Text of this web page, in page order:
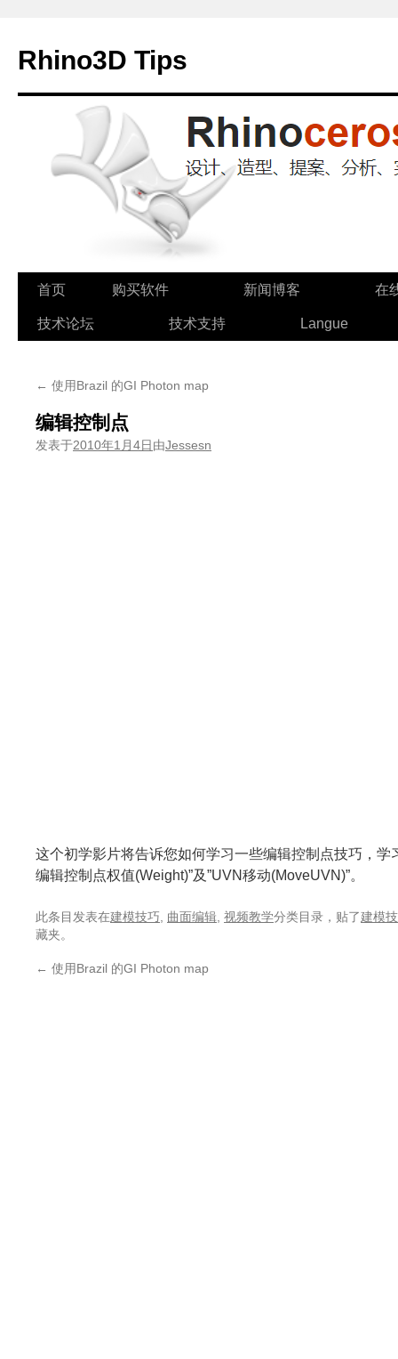
Rhino3D Tips
跳
至
首页 购买软件 新闻博客 在
技术论坛 技术支持 Langue
← 使用Brazil 的GI Photon map
编辑控制点
发表于2010年1月4日由Jessesn
这个初学影片将告诉您如何学习一些编辑控制点技巧，学
编辑控制点权值(Weight)”及”UVN移动(MoveUVN)”。
此条目发表在建模技巧 曲面编辑 视频教学分类目录，贴了建模
藏夹。
← 使用Brazil 的GI Photon map